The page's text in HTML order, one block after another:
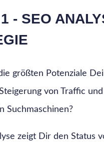
- SEO
größten Potenziale
von Traffic und
Suchmaschinen?
zeigt Dir den Status